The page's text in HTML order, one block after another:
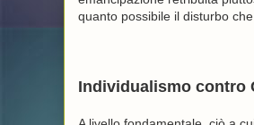
quanto possibile il disturbo
Individualismo contro